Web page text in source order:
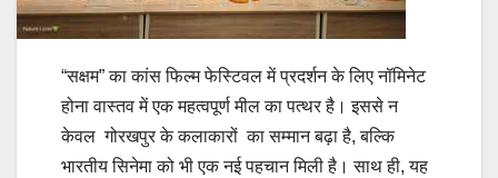
“सक्षम” का कांस फिल्म फेस्टिवल में प्रदर्शन के लिए नॉमिनेट
होना वास्तव में एक महत्वपूर्ण मील का पत्थर है। इससे न
केवल गोरखपुर के कलाकारों का सम्मान बढ़ा है, बल्कि
भारतीय सिनेमा को भी एक नई पहचान मिली है। साथ ही, यह